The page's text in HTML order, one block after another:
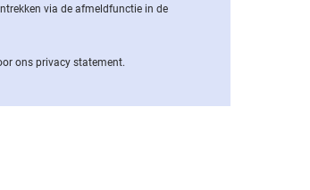
via de af­meld­func­tie in de
ons privacy statement.